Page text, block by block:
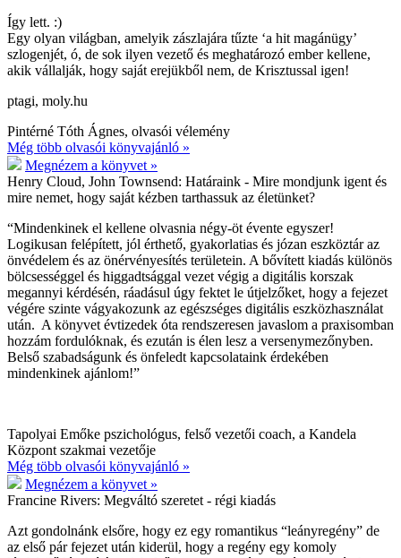
Így lett. :)
Egy olyan világban, amelyik zászlajára tűzte ‘a hit magánügy’
szlogenjét, ó, de sok ilyen vezető és meghatározó ember kellene,
akik vállalják, hogy saját erejükből nem, de Krisztussal igen!
ptagi, moly.hu
Pintérné Tóth Ágnes, olvasói vélemény
Még több olvasói könyvajánló »
Megnézem a könyvet »
Henry Cloud, John Townsend: Határaink - Mire mondjunk igent és
mire nemet, hogy saját kézben tarthassuk az életünket?
“Mindenkinek el kellene olvasnia négy-öt évente egyszer!
Logikusan felépített, jól érthető, gyakorlatias és józan eszköztár az
önvédelem és az önérvényesítés területein. A bővített kiadás különös
bölcsességgel és higgadtsággal vezet végig a digitális korszak
megannyi kérdésén, ráadásul úgy fektet le útjelzőket, hogy a fejezet
végére szinte vágyakozunk az egészséges digitális eszközhasználat
után. A könyvet évtizedek óta rendszeresen javaslom a praxisomban
hozzám fordulóknak, és ezután is élen lesz a versenymezőnyben.
Belső szabadságunk és önfeledt kapcsolataink érdekében
mindenkinek ajánlom!”
Tapolyai Emőke pszichológus, felső vezetői coach, a Kandela
Központ szakmai vezetője
Még több olvasói könyvajánló »
Megnézem a könyvet »
Francine Rivers: Megváltó szeretet - régi kiadás
Azt gondolnánk elsőre, hogy ez egy romantikus “leányregény” de
az első pár fejezet után kiderül, hogy a regény egy komoly